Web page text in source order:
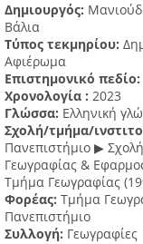
Δημιουργός:
Βάλια
Τύπος τεκμηρίου:
Αφιέρωμα
Επιστημονικό πεδίο:
Χρονολογία : 2023
Γλώσσα: Ελληνική
Σχολή/τμήμα/
Πανεπιστήμιο ▶
Γεωγραφίας &
Τμήμα Γεωγραφίας
Φορέας: Τμήμα
Πανεπιστήμιο
Συλλογή: